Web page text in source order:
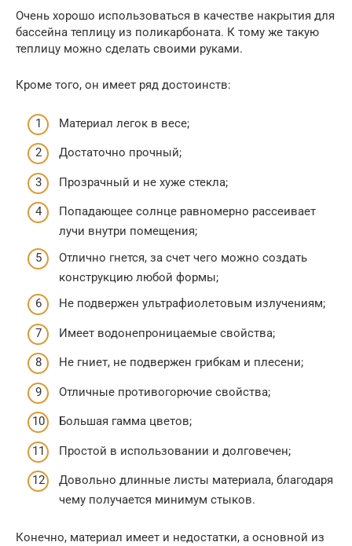
Очень хорошо использоваться в качестве накрытия для
бассейна теплицу из поликарбоната. К тому же такую
теплицу можно сделать своими руками.
Кроме того, он имеет ряд достоинств:
Материал легок в весе;
Достаточно прочный;
Прозрачный и не хуже стекла;
Попадающее солнце равномерно рассеивает
лучи внутри помещения;
Отлично гнется, за счет чего можно создать
конструкцию любой формы;
Не подвержен ультрафиолетовым излучениям;
Имеет водонепроницаемые свойства;
Не гниет, не подвержен грибкам и плесени;
Отличные противогорючие свойства;
Большая гамма цветов;
Простой в использовании и долговечен;
Довольно длинные листы материала, благодаря
чему получается минимум стыков.
Конечно, материал имеет и недостатки, а основной из